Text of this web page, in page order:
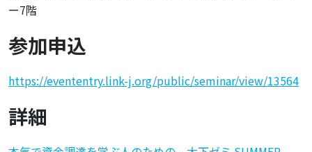
ー7階
参加申込
https://evententry.link-j.org/public/seminar/view/13564
詳細